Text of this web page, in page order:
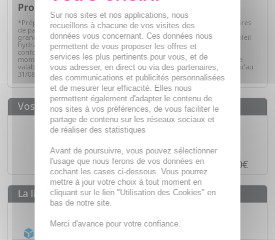
Promos Solaires
*Préparez votre peau pour l'été avec notre sélection de produits solaires
de parapharmacie. Profitez d'offres exceptionnelles sur des soins de
grandes marques : protections solaires pour toute la famille, après-soleil
hydratants et soins adaptés à chaque type de peau. Alliez efficacité,
confort et sécurité tout en bénéficiant de prix avantageux. C'est le
moment idéal pour faire le plein de vos indispensables solaires ! Offre
valable sur articles signalés, dans la limite des stocks disponibles jusqu'au
31/08/2026.Voir la sélection
Vos avantages
Des prixIMBATTABLES
Paiement en ligne
Paiement en4 fois sans fraisà partir de 30€
La livraison
Acheminement Chronopost
Sur nos sites et nos applications, nous
recueillons à chacune de vos visites des
données vous concernant. Ces données nous
permettent de vous proposer les offres et
services les plus pertinents pour vous, et de
vous adresser, en direct ou via des partenaires,
des communications et publicités personnalisées
et de mesurer leur efficacité. Elles nous
permettent également d'adapter le contenu de
nos sites à vos préférences, de vous faciliter le
partage de contenu sur les réseaux sociaux et
de réaliser des statistiques
Avant de poursuivre, vous pouvez sélectionner
l'usage que nous ferons de vos données en
cochant les cases ci-dessous. Vous pourrez
mettre à jour votre choix à tout moment en
cliquant sur le lien "Utilisation des Cookies" en
bas de notre site.
Merci d'avance pour votre confiance.